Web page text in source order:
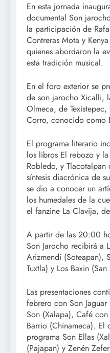
En esta jornada
documental Son
la participación de
Contreras Mota y
quienes abordaron la
esta tradición musical.
En el foro exterior se
de son jarocho Xicalli,
Olmeca, de
Corro, conocido como
El programa literario
los libros El rebozo y
Robledo, y
síntesis diacrónica de
se dio a conocer un
los humedales de la
el fanzine La Clavija,
A partir de las 20:00
Son Jarocho recibirá a
Arizmendi (Soteapan),
Tuxtla) y Los Baxin
Las presentaciones
febrero con Son Jaguar
Son (Xalapa), Café
Barrio (Chinameca). El
programa Son Ellas
(Pajapan) y Zenén